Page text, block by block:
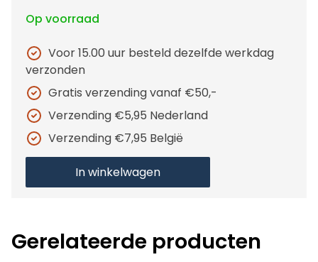
Op voorraad
Voor 15.00 uur besteld dezelfde werkdag
verzonden
Gratis verzending vanaf €50,-
Verzending €5,95 Nederland
Verzending €7,95 België
In winkelwagen
Gerelateerde producten